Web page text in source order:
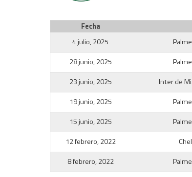
Fecha
4 julio, 2025
28 junio, 2025
23 junio, 2025
Inter de
19 junio, 2025
15 junio, 2025
12 febrero, 2022
8 febrero, 2022